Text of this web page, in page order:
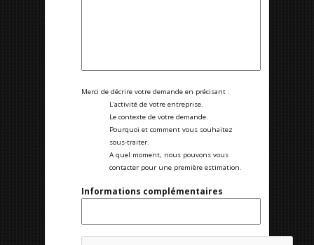
Merci de décrire votre demande en précisant :
L'activité de votre entreprise.
Le contexte de votre demande.
Pourquoi et comment vous souhaitez
sous-traiter.
A quel moment, nous pouvons vous
contacter pour une première estimation.
Informations complémentaires